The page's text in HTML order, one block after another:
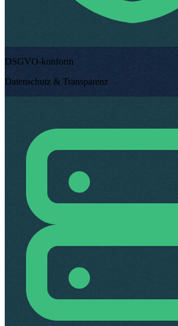
DSGVO-konform
Datenschutz & Transparenz